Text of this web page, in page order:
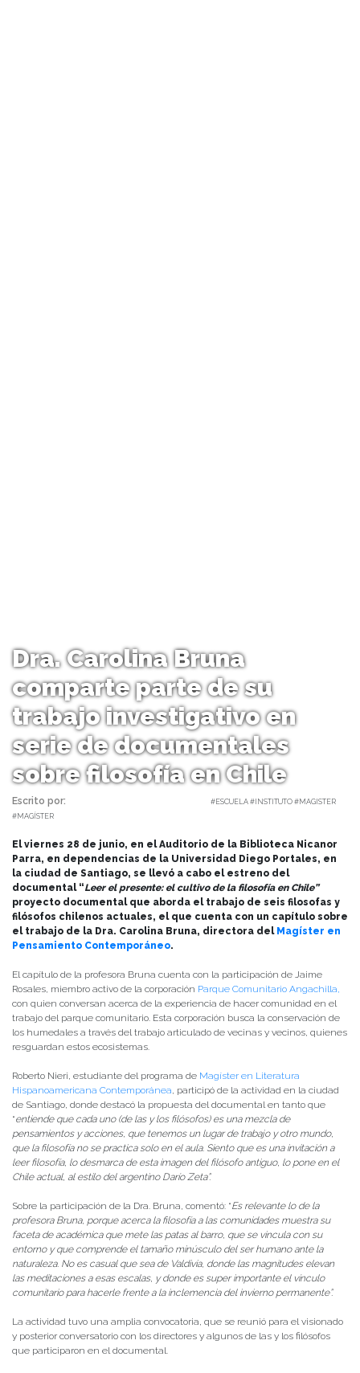
Dra. Carolina Bruna
comparte parte de su
trabajo investigativo en
serie de documentales
sobre filosofía en Chile
Escrito por:
#ESCUELA #INSTITUTO #MAGISTER
#MAGÍSTER
El viernes 28 de junio, en el Auditorio de la Biblioteca Nicanor
Parra, en dependencias de la Universidad Diego Portales, en
la ciudad de Santiago, se llevó a cabo el estreno del
documental “Leer el presente: el cultivo de la filosofía en Chile”
proyecto documental que aborda el trabajo de seis filosofas y
filósofos chilenos actuales, el que cuenta con un capítulo sobre
el trabajo de la Dra. Carolina Bruna, directora del Magíster en
Pensamiento Contemporáneo.
El capítulo de la profesora Bruna cuenta con la participación de Jaime
Rosales, miembro activo de la corporación Parque Comunitario Angachilla,
con quien conversan acerca de la experiencia de hacer comunidad en el
trabajo del parque comunitario. Esta corporación busca la conservación de
los humedales a través del trabajo articulado de vecinas y vecinos, quienes
resguardan estos ecosistemas.
Roberto Nieri, estudiante del programa de Magíster en Literatura
Hispanoamericana Contemporánea, participó de la actividad en la ciudad
de Santiago, donde destacó la propuesta del documental en tanto que
“entiende que cada uno (de las y los filósofos) es una mezcla de
pensamientos y acciones, que tenemos un lugar de trabajo y otro mundo,
que la filosofía no se practica solo en el aula. Siento que es una invitación a
leer filosofía, lo desmarca de esta imagen del filósofo antiguo, lo pone en el
Chile actual, al estilo del argentino Darío Zeta”.
Sobre la participación de la Dra. Bruna, comentó: “Es relevante lo de la
profesora Bruna, porque acerca la filosofía a las comunidades muestra su
faceta de académica que mete las patas al barro, que se vincula con su
entorno y que comprende el tamaño minúsculo del ser humano ante la
naturaleza. No es casual que sea de Valdivia, donde las magnitudes elevan
las meditaciones a esas escalas, y donde es super importante el vínculo
comunitario para hacerle frente a la inclemencia del invierno permanente”.
La actividad tuvo una amplia convocatoria, que se reunió para el visionado
y posterior conversatorio con los directores y algunos de las y los filósofos
que participaron en el documental.